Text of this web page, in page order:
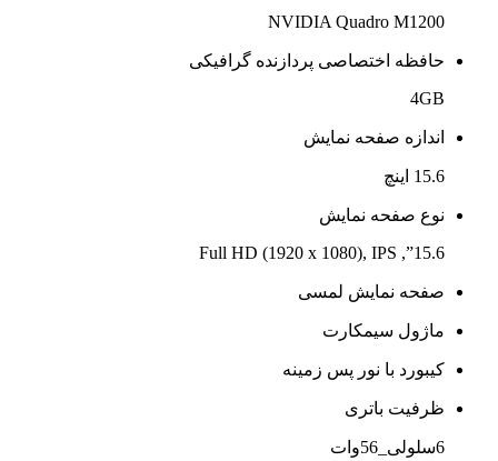
NVIDIA Quadro M1200
حافظه اختصاصی پردازنده گرافیکی
4GB
اندازه صفحه نمایش
15.6 اینچ
نوع صفحه نمایش
15.6”, Full HD (1920 x 1080), IPS
صفحه نمایش لمسی
ماژول سیمکارت
کیبورد با نور پس زمینه
ظرفیت باتری
6سلولی_56وات